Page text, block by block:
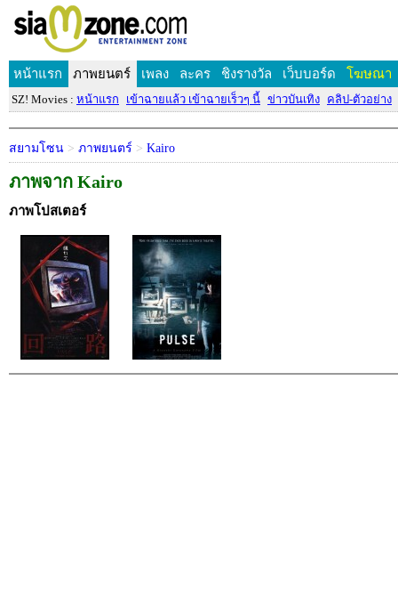
หน้าแรก ภาพยนตร์ เพลง ละคร ชิงรางวัล เว็บบอร์ด โฆษณา
SZ! Movies : หน้าแรก เข้าฉายแล้ว เข้าฉายเร็วๆ นี้ ข่าวบันเทิง คลิป-ตัวอย่าง
สยามโซน > ภาพยนตร์ > Kairo
ภาพจาก Kairo
ภาพโปสเตอร์